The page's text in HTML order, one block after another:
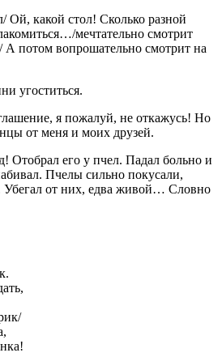
Ой, какой стол! Сколько разной
мечтательно смотрит
А потом вопрошательно смотрит на
угоститься.
я пожалуй, не откажусь! Но
от меня и моих друзей.
Отобрал его у пчел. Падал больно и
Пчелы сильно покусали,
Убегал от них, едва живой… Словно